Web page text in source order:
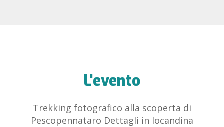
L'evento
Trekking fotografico alla scoperta di
Pescopennataro Dettagli in locandina